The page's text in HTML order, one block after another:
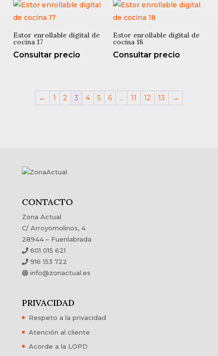
Estor enrollable digital de
cocina 17
Consultar precio
Estor enrollable digital de
cocina 18
Consultar precio
← 1 2 3 4 5 6 … 11 12 13 →
CONTACTO
Zona Actual
C/ Arroyomolinos, 4
28944 – Fuenlabrada
601 015 621
916 153 722
info@zonactual.es
PRIVACIDAD
Respeto a la privacidad
Atención al cliente
Acorde a la LOPD